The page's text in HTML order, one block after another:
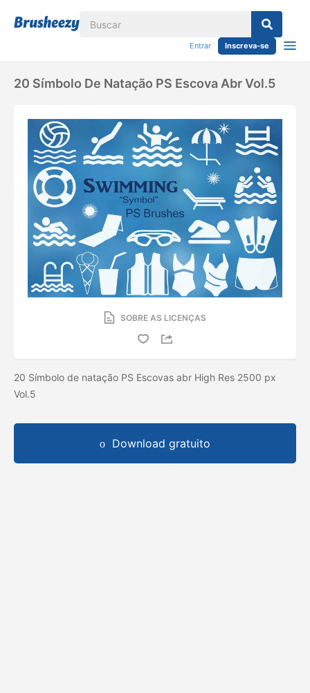
Entrar Inscreva-se
20 Símbolo De Natação PS Escova Abr Vol.5
SOBRE AS LICENÇAS
20 Símbolo de natação PS Escovas abr High Res 2500 px
Vol.5
Download gratuito